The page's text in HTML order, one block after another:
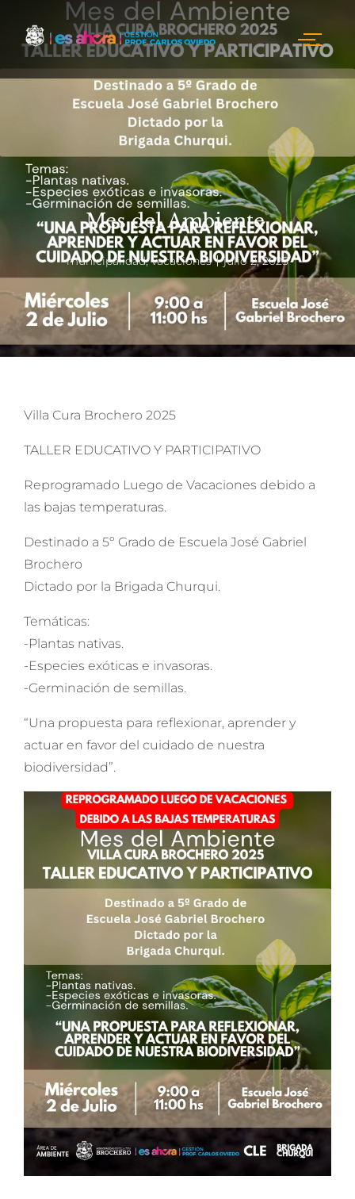
Mes del Ambiente
municipalidad,vacaciones julio 2, 2025
Villa Cura Brochero 2025
TALLER EDUCATIVO Y PARTICIPATIVO
Reprogramado Luego de Vacaciones debido a
las bajas temperaturas.
Destinado a 5º Grado de Escuela José Gabriel
Brochero
Dictado por la Brigada Churqui.
Temáticas:
-Plantas nativas.
-Especies exóticas e invasoras.
-Germinación de semillas.
“Una propuesta para reflexionar, aprender y
actuar en favor del cuidado de nuestra
biodiversidad”.